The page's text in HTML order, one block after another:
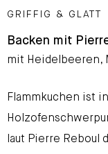
CATEGORIZED AS
GRIFFIG & GLATT
Backen mit
mit Heidelbeeren,
Flammkuchen ist
laut Pierre Reboul